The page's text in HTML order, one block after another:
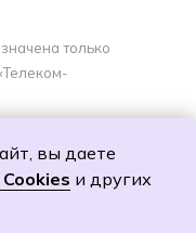
только
данных
данных
вы даете
и других